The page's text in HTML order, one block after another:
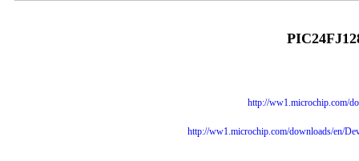
http://ww1.microchip.com/
http://ww1.microchip.com/downloads/en/